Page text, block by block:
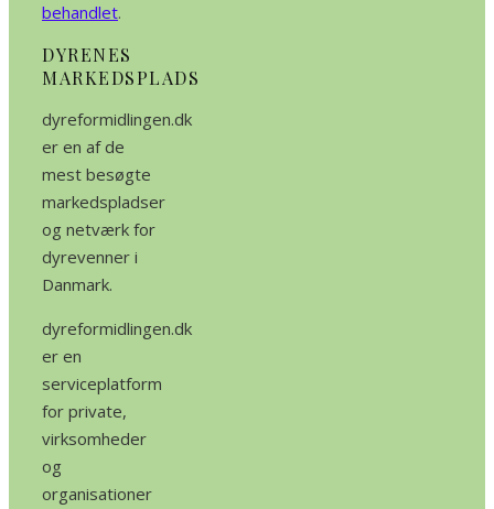
behandlet.
DYRENES
MARKEDSPLADS
dyreformidlingen.dk
er en af de
mest besøgte
markedspladser
og netværk for
dyrevenner i
Danmark.
dyreformidlingen.dk
er en
serviceplatform
for private,
virksomheder
og
organisationer